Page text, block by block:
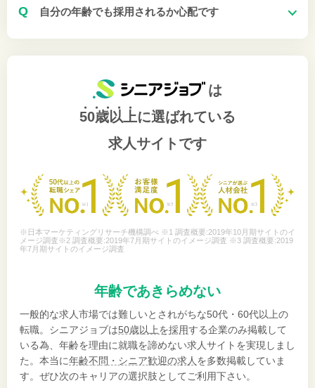
Q 自分の年齢でも採用されるか心配です
は
50歳以上に選ばれている
求人サイトです
※日本マーケティングリサーチ機構調べ ※1 調査概要:2019年10月期サイトのイ
メージ調査※2 調査概要:2019年7月期サイトのイメージ調査 ※3 調査概要:2019
年7月期サイトのイメージ調査
年齢であきらめない
一般的な求人市場では難しいとされがちな50代・60代以上の
転職。シニアジョブは50歳以上を採用する企業のみ掲載して
いる為、年齢を理由に就職を諦めない求人サイトを実現しまし
た。本当に年齢不問・シニア歓迎の求人 を多数掲載していま
す。ぜひ次のキャリアの選択肢としてご利用下さい。